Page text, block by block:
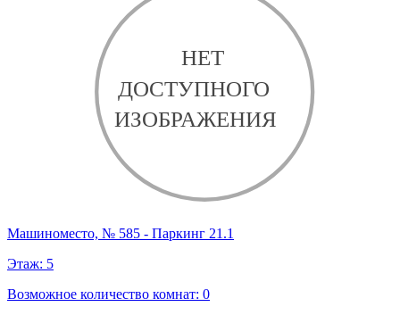
Машиноместо, № 585 - Паркинг 21.1
Этаж: 5
Возможное количество комнат: 0